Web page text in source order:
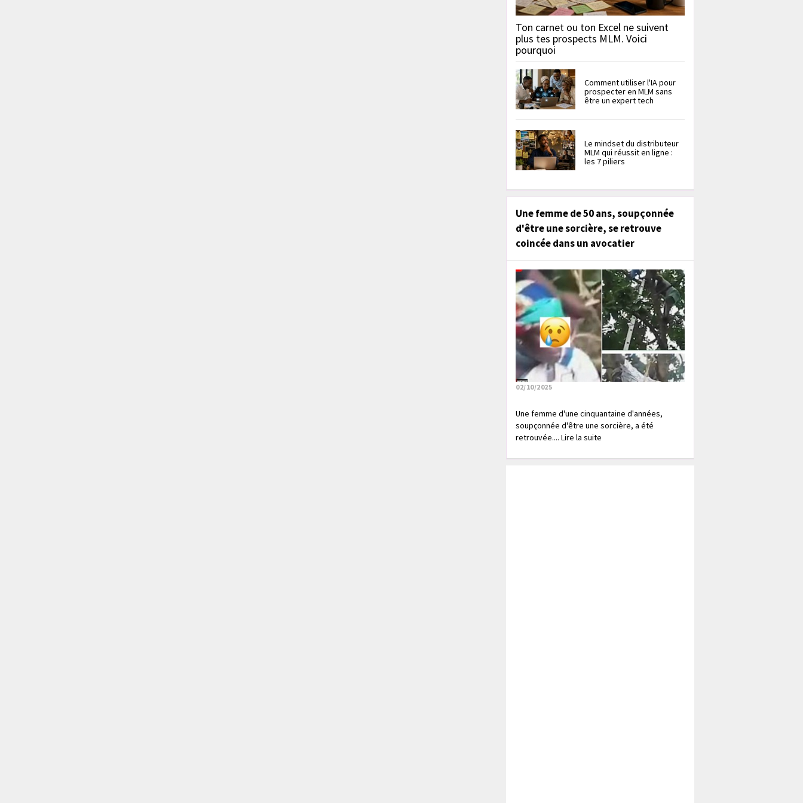
Ton carnet ou ton Excel ne suivent
plus tes prospects MLM. Voici
pourquoi
Comment utiliser l'IA pour
prospecter en MLM sans
être un expert tech
Le mindset du distributeur
MLM qui réussit en ligne :
les 7 piliers
Une femme de 50 ans, soupçonnée
d'être une sorcière, se retrouve
coincée dans un avocatier
02/10/2025
Une femme d'une cinquantaine d'années,
soupçonnée d'être une sorcière, a été
retrouvée.... Lire la suite